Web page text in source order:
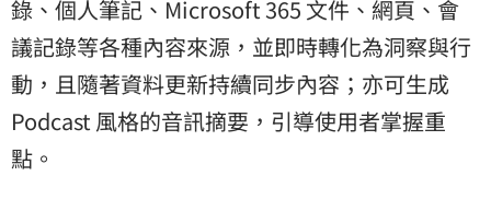
錄、個人筆記、Microsoft 365 文件、網頁、會
議記錄等各種內容來源，並即時轉化為洞察與行
動，且隨著資料更新持續同步內容；亦可生成
Podcast 風格的音訊摘要，引導使用者掌握重
點。